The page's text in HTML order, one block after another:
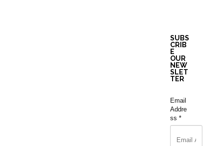
SUBS
CRIB
E
OUR
NEW
SLET
TER
Email
Addre
ss *